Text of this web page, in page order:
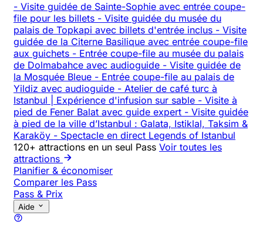
- Visite guidée de Sainte-Sophie avec entrée coupe-
file pour les billets - Visite guidée du musée du
palais de Topkapi avec billets d'entrée inclus - Visite
guidée de la Citerne Basilique avec entrée coupe-file
aux guichets - Entrée coupe-file au musée du palais
de Dolmabahce avec audioguide - Visite guidée de
la Mosquée Bleue - Entrée coupe-file au palais de
Yildiz avec audioguide - Atelier de café turc à
Istanbul | Expérience d'infusion sur sable - Visite à
pied de Fener Balat avec guide expert - Visite guidée
à pied de la ville d’Istanbul : Galata, Istiklal, Taksim &
Karaköy - Spectacle en direct Legends of Istanbul
120+ attractions en un seul Pass Voir toutes les
attractions
Planifier & économiser
Comparer les Pass
Pass & Prix
Aide